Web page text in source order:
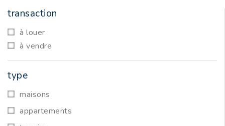
transaction
à louer
à vendre
type
maisons
appartements